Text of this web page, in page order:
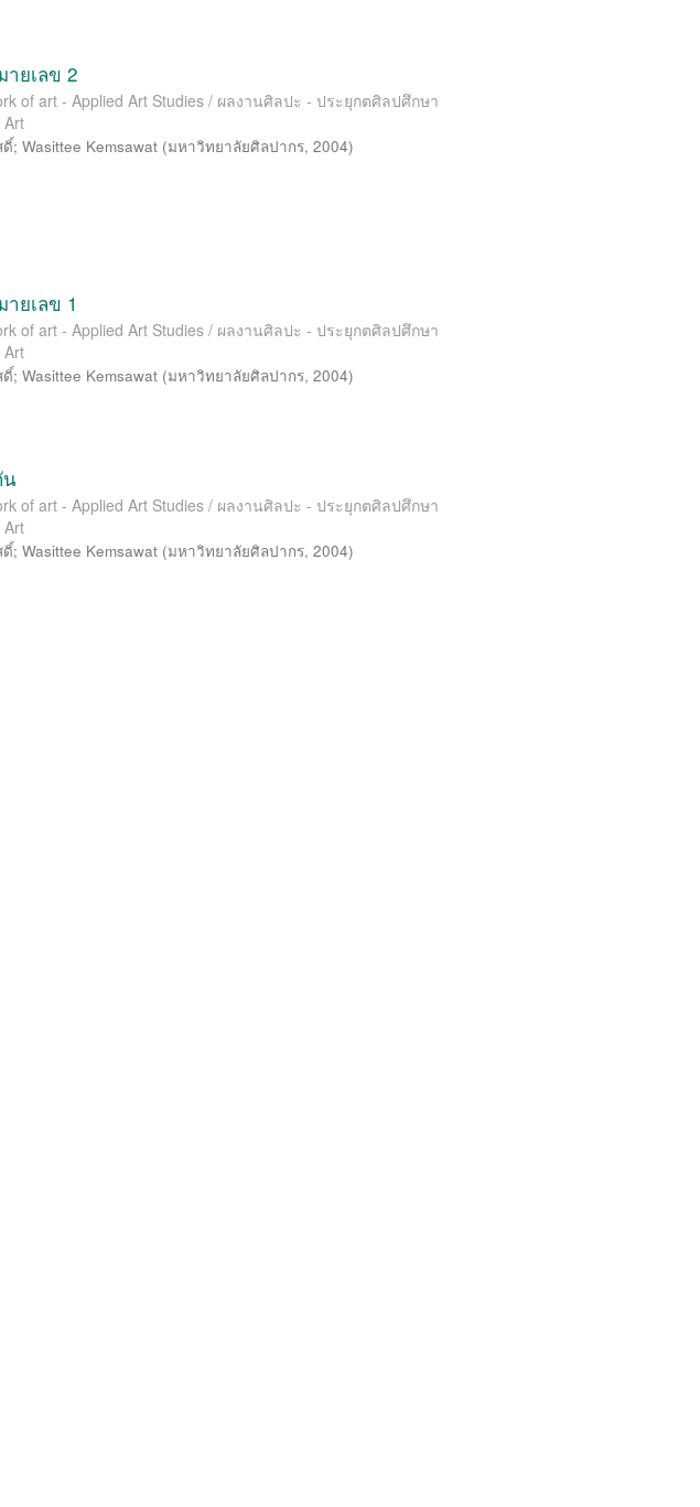
ายเลข 2
of art - Applied Art Studies / ผลงานศิลปะ - ประยุกตศิลปศึกษา
Art
ดิ์;Wasittee Kemsawat (มหาวิทยาลัยศิลปากร,2004)
ยเลข 1
of art - Applied Art Studies / ผลงานศิลปะ - ประยุกตศิลปศึกษา
Art
ดิ์;Wasittee Kemsawat (มหาวิทยาลัยศิลปากร,2004)
น
of art - Applied Art Studies / ผลงานศิลปะ - ประยุกตศิลปศึกษา
Art
ดิ์;Wasittee Kemsawat (มหาวิทยาลัยศิลปากร,2004)